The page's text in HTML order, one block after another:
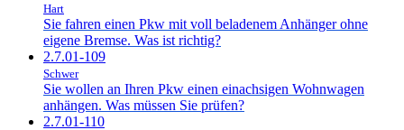
Hart
Sie fahren einen Pkw mit voll beladenem Anhänger ohne
eigene Bremse. Was ist richtig?
2.7.01-109
Schwer
Sie wollen an Ihren Pkw einen einachsigen Wohnwagen
anhängen. Was müssen Sie prüfen?
2.7.01-110